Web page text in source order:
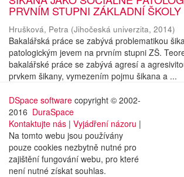
PRVNÍM STUPNI ZÁKLADNÍ ŠKOLY
Hrušková, Petra (Jihočeská univerzita, 2014)
Bakalářská práce se zabývá problematikou
patologickým jevem na prvním stupni ZŠ.
bakalářské práce se zabývá agresí a
prvkem šikany, vymezením pojmu šikana a ...
DSpace software copyright © 2002-
2016 DuraSpace
Kontaktujte nás | Vyjádření názoru |
Na tomto webu jsou používány
pouze cookies nezbytně nutné pro
zajištění fungování webu, pro které
není nutné získat souhlas.